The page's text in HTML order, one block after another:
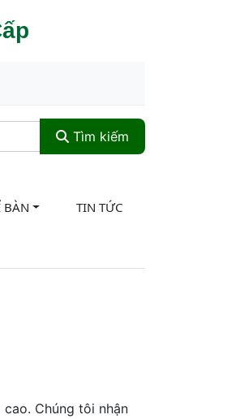
Tìm kiếm
BÀN TIN TỨC
Chúng tôi nhận